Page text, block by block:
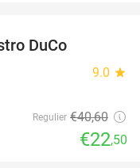
DuCo
9.0 star
Regulier €40,60
€22,50